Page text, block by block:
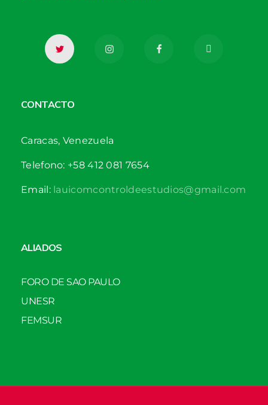
CONTACTO
Caracas, Venezuela
Telefono: +58 412 081 7654
Email:lauicomcontroldeestudios@gmail.com
ALIADOS
FORO DE SAO PAULO
UNESR
FEMSUR